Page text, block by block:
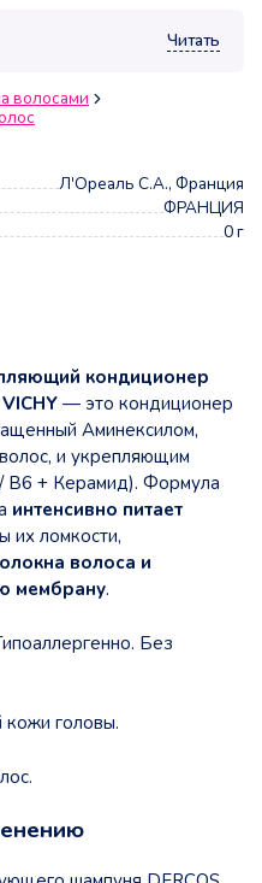
Читать
волосами
Л'Ореаль С.А., Франция
ФРАНЦИЯ
0 г
кондиционер
VICHY — это кондиционер
Аминексилом,
и укрепляющим
В6 + Керамид). Формула
интенсивно питает
их ломкости,
волоса и
мембрану.
Без
кожи головы.